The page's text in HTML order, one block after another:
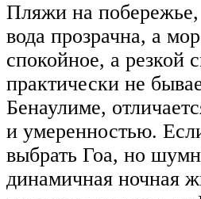
Пляжи на побережье,
вода прозрачна, а
спокойное, а резкой
практически не
Бенаулиме,
и умеренностью.
выбрать Гоа, но
динамичная ночная